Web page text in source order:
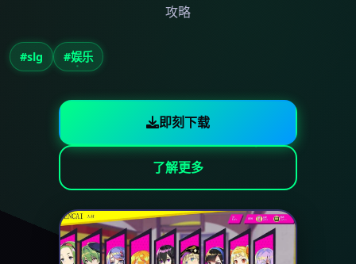
攻略
#slg #娱乐
即刻下载
了解更多